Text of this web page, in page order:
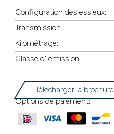
Configuration des essieux:
Transmission:
Kilométrage:
Classe d' émission:
Télécharger la brochure
Options de paiement: